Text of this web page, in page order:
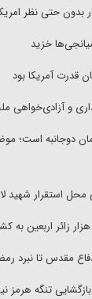
بدون حتی نظر
خزید
قدرت آمریکا بود
و آزادی‌خواهی
دوجانبه است؛
محل استقرار
مقدس تا نبرد
تنگه هرمز